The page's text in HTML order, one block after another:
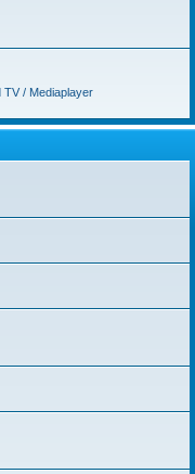
TV / Mediaplayer